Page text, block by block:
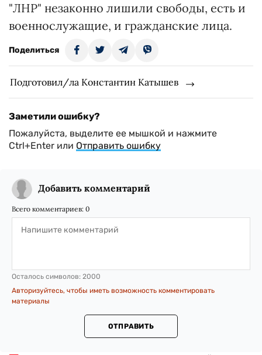
"ЛНР" незаконно лишили свободы, есть и
военнослужащие, и гражданские лица.
Поделиться
Подготовил/ла Константин Катышев
Заметили ошибку?
Пожалуйста, выделите ее мышкой и нажмите
Ctrl+Enter или Отправить ошибку
Добавить комментарий
Всего комментариев: 0
Осталось символов: 2000
Авторизуйтесь, чтобы иметь возможность комментировать
материалы
ОТПРАВИТЬ